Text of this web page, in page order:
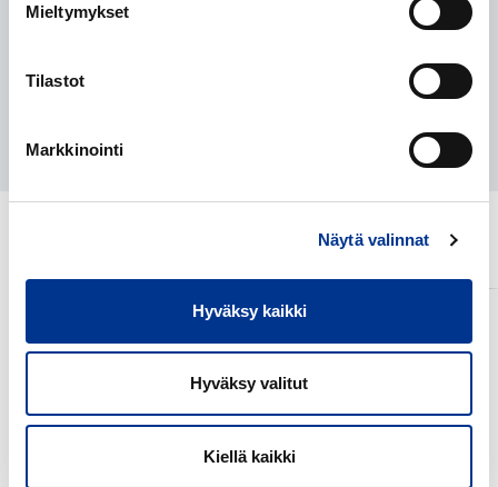
Mieltymykset
Tilastot
Markkinointi
Näytä valinnat
Hyväksy kaikki
Hyväksy valitut
Kiellä kaikki
LIITTYVÄT TUOTTEET
HETI PUHDAS
ALU